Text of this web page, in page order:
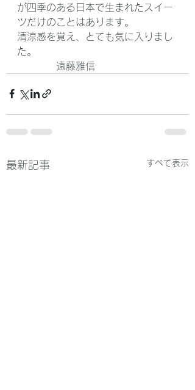
が四季のある日本で生まれたスイー
ツだけのことはあります。
清涼感を覚え、とても気に入りまし
た。
遠藤雅信
最新記事 すべて表示